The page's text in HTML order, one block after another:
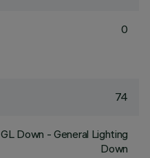
0
74
GL Down - General Lighting
Down